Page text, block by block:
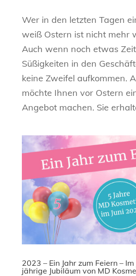
Wer in den letzten Tagen
weiß Ostern ist nicht mehr
Auch wenn noch etwas
Süßigkeiten in den
keine Zweifel aufkommen.
möchte Ihnen vor Ostern
Angebot machen. Sie
2023 – Ein Jahr zum Feiern –
jährige Jubiläum von MD